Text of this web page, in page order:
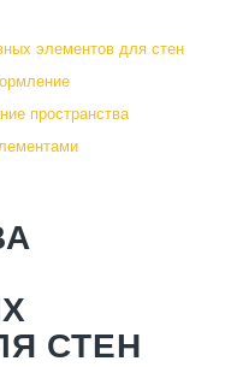
элементов для стен
пространства
СТЕН